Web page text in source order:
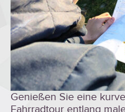
Genießen Sie eine
Fahrradtour entlang